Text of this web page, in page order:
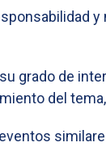
grado de
del